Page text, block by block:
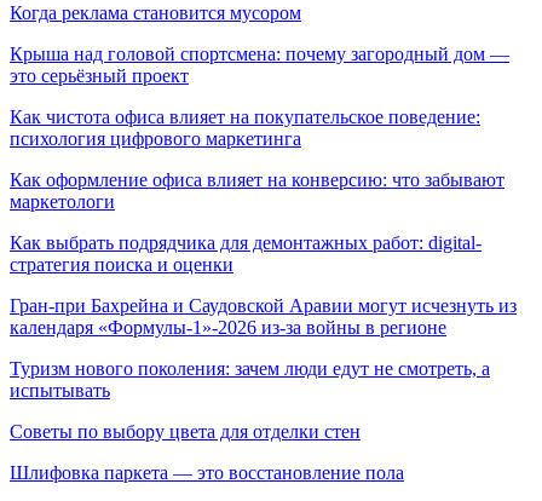
Когда реклама становится мусором
Крыша над головой спортсмена: почему загородный дом —
это серьёзный проект
Как чистота офиса влияет на покупательское поведение:
психология цифрового маркетинга
Как оформление офиса влияет на конверсию: что забывают
маркетологи
Как выбрать подрядчика для демонтажных работ: digital-
стратегия поиска и оценки
Гран-при Бахрейна и Саудовской Аравии могут исчезнуть из
календаря «Формулы-1»-2026 из-за войны в регионе
Туризм нового поколения: зачем люди едут не смотреть, а
испытывать
Советы по выбору цвета для отделки стен
Шлифовка паркета — это восстановление пола